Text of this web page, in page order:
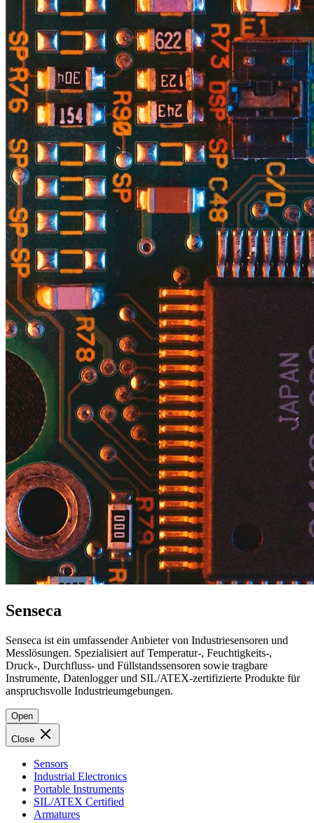
Senseca
Senseca ist ein umfassender Anbieter von Industriesensoren und
Messlösungen. Spezialisiert auf Temperatur-, Feuchtigkeits-,
Druck-, Durchfluss- und Füllstandssensoren sowie tragbare
Instrumente, Datenlogger und SIL/ATEX-zertifizierte Produkte für
anspruchsvolle Industrieumgebungen.
Open
Close
Sensors
Industrial Electronics
Portable Instruments
SIL/ATEX Certified
Armatures